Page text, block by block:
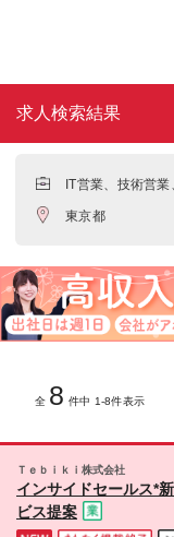
求人検索結果
IT営業、技術営
東京都
全 8 件中 1-8件表示
Ｔｅｂｉｋｉ株式会社
インサイドセールス*
ビス提案